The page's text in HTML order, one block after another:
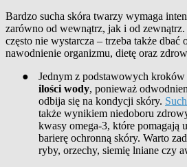
Bardzo sucha skóra twarzy wymaga
zarówno od wewnątrz, jak i od
często nie wystarcza – trzeba także dbać
nawodnienie organizmu, dietę oraz
●
Jednym z podstawowych kroków
ilości wody, ponieważ
odbija się na kondycji skóry.
także wynikiem niedoboru
kwasy omega-3, które pomagają
barierę ochronną skóry. Warto
ryby, orzechy, siemię lniane czy